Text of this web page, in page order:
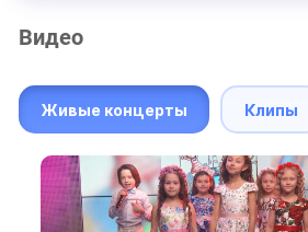
Видео
Живые концерты Клипы